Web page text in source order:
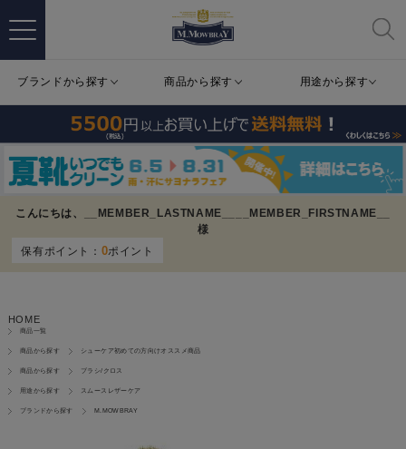
ブランドから探す 商品から探す 用途から探す
こんにちは、 __MEMBER_LASTNAME__
__MEMBER_FIRSTNAME__
様
保有ポイント： 0ポイント
HOME
商品一覧
商品から探す シューケア初めての方向けオススメ商品
商品から探す ブラシ/クロス
用途から探す スムースレザーケア
ブランドから探す M.MOWBRAY